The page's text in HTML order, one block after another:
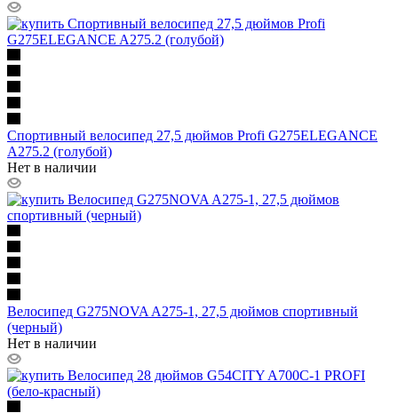
Спортивный велосипед 27,5 дюймов Profi G275ELEGANCE
A275.2 (голубой)
Нет в наличии
Велосипед G275NOVA A275-1, 27,5 дюймов спортивный
(черный)
Нет в наличии